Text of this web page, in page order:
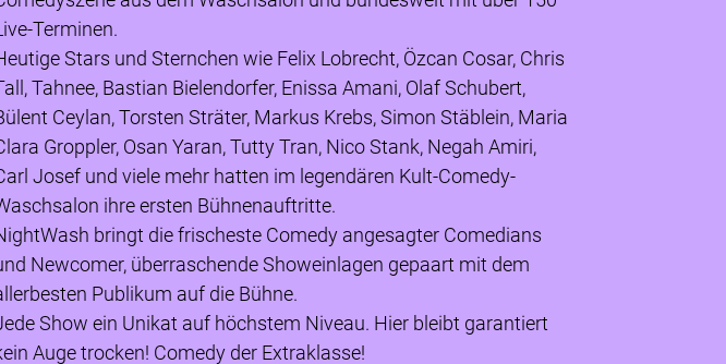
Terminen.
Stars und Sternchen wie Felix Lobrecht, Özcan Cosar, Chris
Tahnee, Bastian Bielendorfer, Enissa Amani, Olaf Schubert,
Ceylan, Torsten Sträter, Markus Krebs, Simon Stäblein, Maria
Groppler, Osan Yaran, Tutty Tran, Nico Stank, Negah Amiri,
Josef und viele mehr hatten im legendären Kult-Comedy-
ihre ersten Bühnenauftritte.
bringt die frischeste Comedy angesagter Comedians
Newcomer, überraschende Showeinlagen gepaart mit dem
Publikum auf die Bühne.
Show ein Unikat auf höchstem Niveau. Hier bleibt garantiert
Auge trocken! Comedy der Extraklasse!